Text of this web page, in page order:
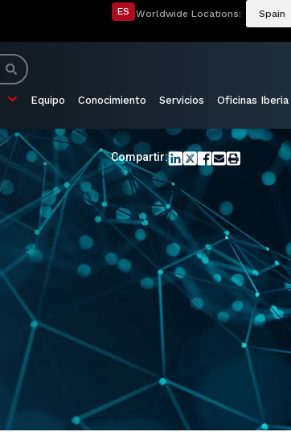
ES Worldwide Locations: Spain
Equipo Conocimiento Servicios Oficinas Iberia
Compartir: